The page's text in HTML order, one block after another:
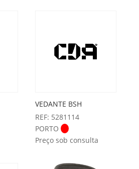
VEDANTE BSH
REF: 5281114
PORTO
Preço sob consulta